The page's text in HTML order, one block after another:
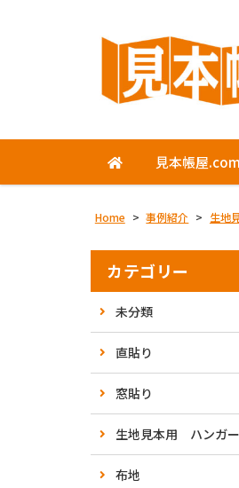
見本帳屋
Home > 事例紹介 > 生地
カテゴリー
未分類
直貼り
窓貼り
生地見本用 ハンガー
布地